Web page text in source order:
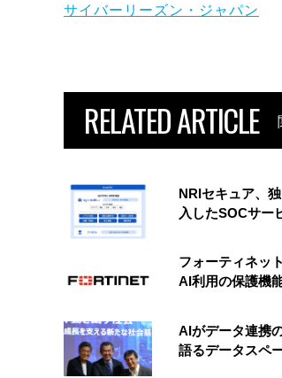
サイバーリーズン・ジャパン
RELATED ARTICLE
NRIセキュア、
入したSOCサー
フォーティネッ
AI利用の保護機
AIがデータ連携
語るデータスペ